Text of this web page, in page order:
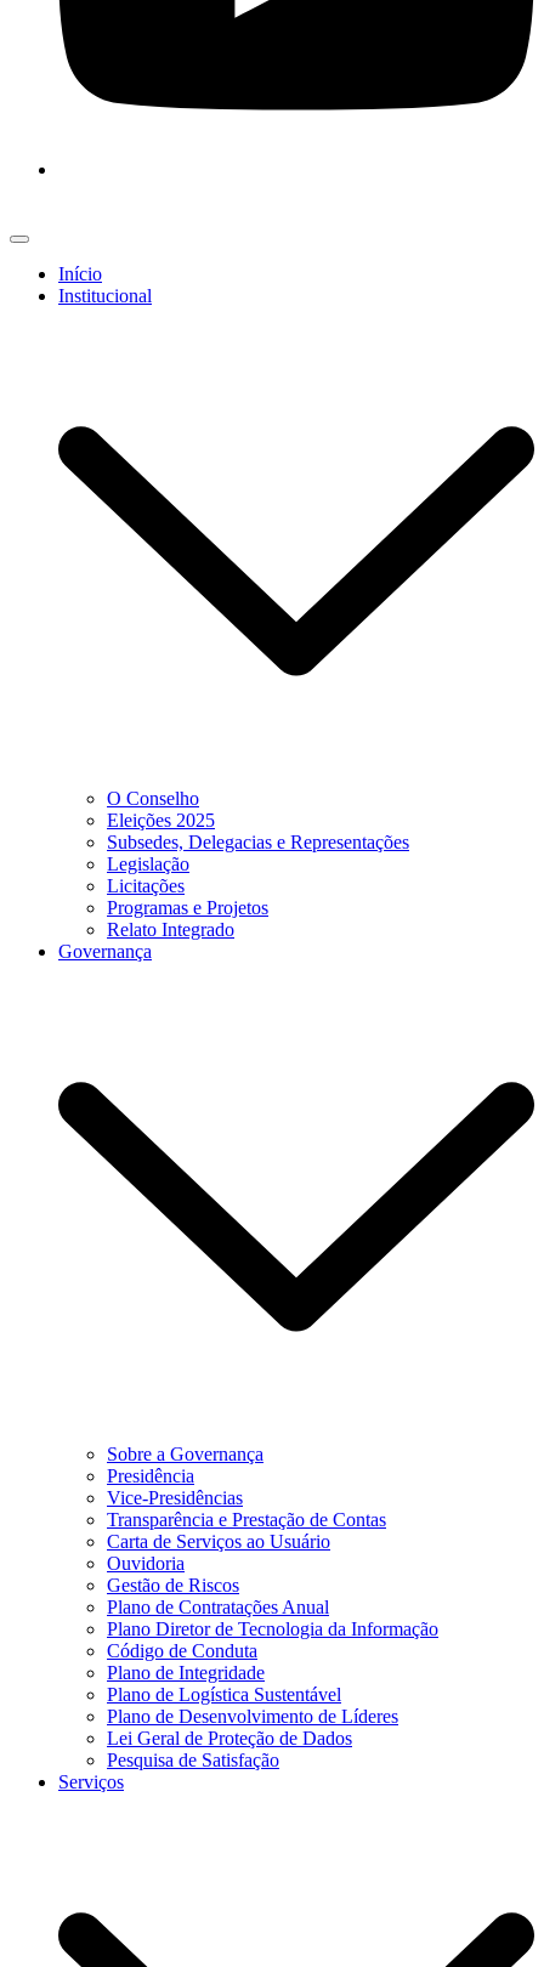
Início
Institucional
O Conselho
Eleições 2025
Subsedes, Delegacias e Representações
Legislação
Licitações
Programas e Projetos
Relato Integrado
Governança
Sobre a Governança
Presidência
Vice-Presidências
Transparência e Prestação de Contas
Carta de Serviços ao Usuário
Ouvidoria
Gestão de Riscos
Plano de Contratações Anual
Plano Diretor de Tecnologia da Informação
Código de Conduta
Plano de Integridade
Plano de Logística Sustentável
Plano de Desenvolvimento de Líderes
Lei Geral de Proteção de Dados
Pesquisa de Satisfação
Serviços